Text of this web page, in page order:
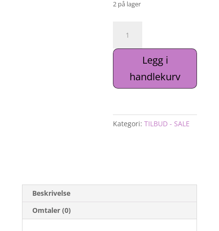
2 på lager
"Electro"
8m
Legg i
handlekurv
Kategori: TILBUD - SALE
Beskrivelse
Omtaler (0)